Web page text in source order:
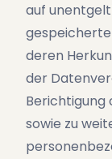
auf
deren
der
Berichtigung
sowie zu